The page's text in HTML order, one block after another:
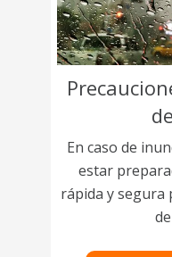
En caso de
estar
rápida y segura